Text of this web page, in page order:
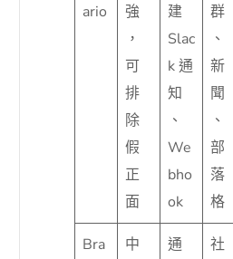
ario
強
，
可
排
除
假
正
面
建
Slac
k 通
知
、
We
bho
ok
群
、
新
聞
、
部
落
格
Bra
中
通
社